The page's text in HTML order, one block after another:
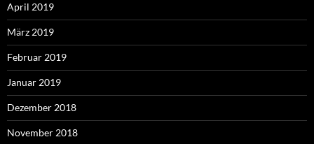
April 2019
März 2019
Februar 2019
Januar 2019
Dezember 2018
November 2018